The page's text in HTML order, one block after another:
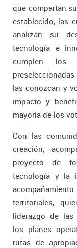
que compartan
establecido, las
analizan su
tecnología e
cumplen los
las conozcan y
impacto y
mayoría de los
Con las
creación,
proyecto de
tecnología y la
territoriales,
liderazgo de las
los planes
rutas de